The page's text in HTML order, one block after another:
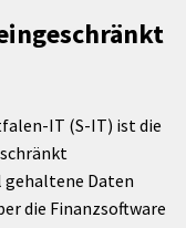
IT (S-IT) ist die
gehaltene Daten
die Finanzsoftware